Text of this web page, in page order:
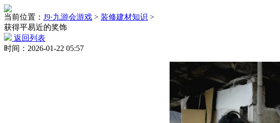
当前位置： J9·九游会游戏 > 装修建材知识 >
获得平易近的奖饰
返回列表
时间：2026-01-22 05:57